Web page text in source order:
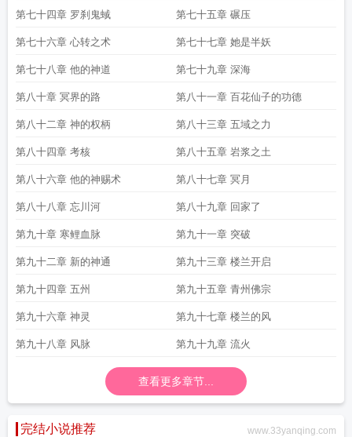
第七十四章 罗刹鬼蜮 第七十五章 碾压
第七十六章 心转之术 第七十七章 她是半妖
第七十八章 他的神道 第七十九章 深海
第八十章 冥界的路 第八十一章 百花仙子的功德
第八十二章 神的权柄 第八十三章 五域之力
第八十四章 考核 第八十五章 岩浆之土
第八十六章 他的神赐术 第八十七章 冥月
第八十八章 忘川河 第八十九章 回家了
第九十章 寒鲤血脉 第九十一章 突破
第九十二章 新的神通 第九十三章 楼兰开启
第九十四章 五州 第九十五章 青州佛宗
第九十六章 神灵 第九十七章 楼兰的风
第九十八章 风脉 第九十九章 流火
查看更多章节...
完结小说推荐 www.33yanqing.com